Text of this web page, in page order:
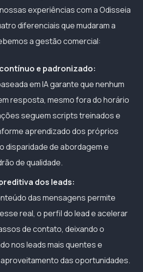
experiências com a Odisseia
diferenciais que mudaram a
a gestão comercial:
e padronizado:
em IA garante que nenhum
resposta, mesmo fora do horário
seguem scripts treinados e
aprendizado dos próprios
disparidade de abordagem e
de qualidade.
dos leads:
das mensagens permite
real, o perfil do lead e acelerar
de contato, deixando o
nos leads mais quentes e
das oportunidades.